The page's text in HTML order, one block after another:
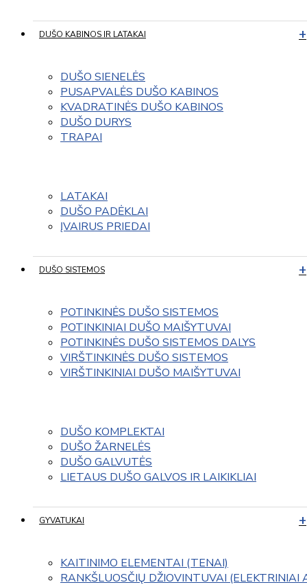
DUŠO KABINOS IR LATAKAI
DUŠO SIENELĖS
PUSAPVALĖS DUŠO KABINOS
KVADRATINĖS DUŠO KABINOS
DUŠO DURYS
TRAPAI
LATAKAI
DUŠO PADĖKLAI
ĮVAIRUS PRIEDAI
DUŠO SISTEMOS
POTINKINĖS DUŠO SISTEMOS
POTINKINIAI DUŠO MAIŠYTUVAI
POTINKINĖS DUŠO SISTEMOS DALYS
VIRŠTINKINĖS DUŠO SISTEMOS
VIRŠTINKINIAI DUŠO MAIŠYTUVAI
DUŠO KOMPLEKTAI
DUŠO ŽARNELĖS
DUŠO GALVUTĖS
LIETAUS DUŠO GALVOS IR LAIKIKLIAI
GYVATUKAI
KAITINIMO ELEMENTAI (TENAI)
RANKŠLUOSČIŲ DŽIOVINTUVAI (ELEKTRINIAI